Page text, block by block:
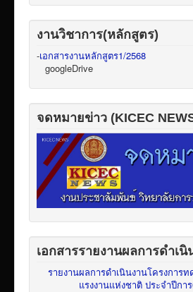
งานวิชาการ(หลักสูตร)
-เอกสารงานหลักสูตร1/2568
googleDrive
จดหมายข่าว (KICEC
เอกสารรายงานผลการดำเนิ
รายงานผลการดำเนินงานโครงการ
แรงงานแห่งชาติ ประจำปีกา